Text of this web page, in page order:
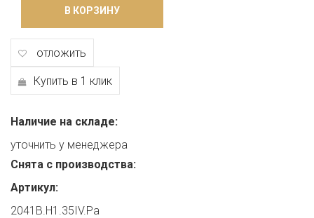
В КОРЗИНУ
отложить
Купить в 1 клик
Наличие на складе:
уточнить у менеджера
Снята с производства:
Артикул:
2041B.H1.35IV.Pa